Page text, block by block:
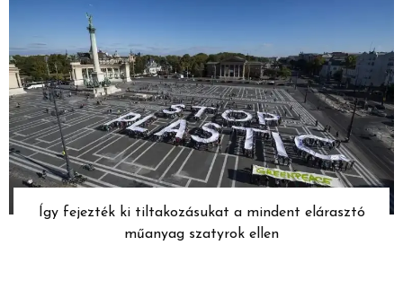
Így fejezték ki tiltakozásukat a mindent elárasztó
műanyag szatyrok ellen